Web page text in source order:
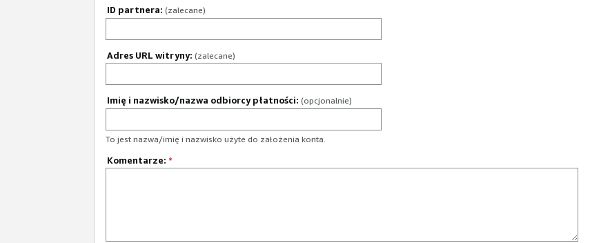
ID partnera: (zalecane)
Adres URL witryny: (zalecane)
Imię i nazwisko/nazwa odbiorcy płatności: (opcjonalnie)
To jest nazwa/imię i nazwisko użyte do założenia konta.
Komentarze: *